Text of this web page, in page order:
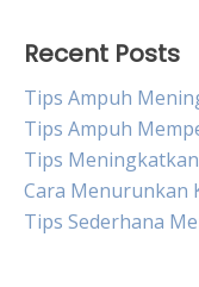
Recent Posts
Tips Ampuh
Tips Ampuh
Tips
Cara Menurunkan
Tips Sederhana